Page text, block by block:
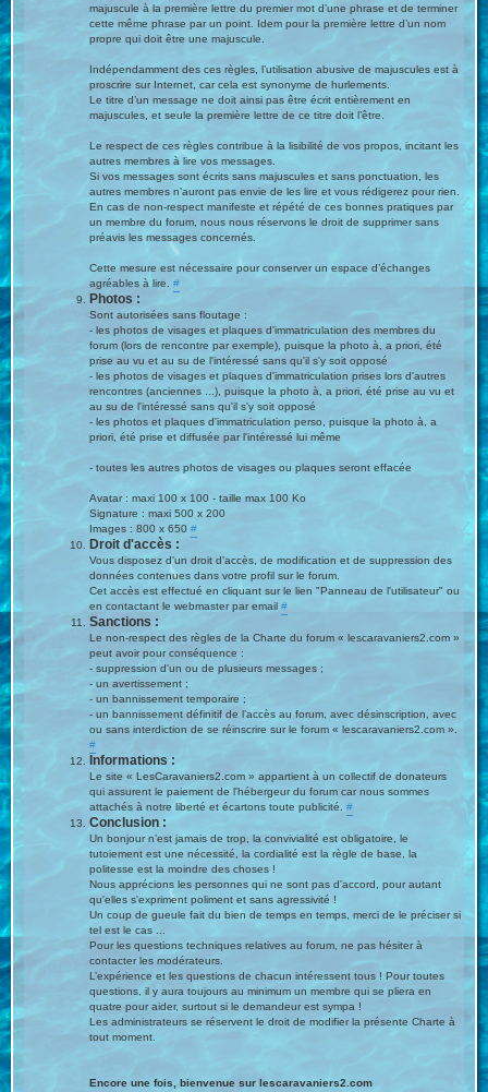
majuscule à la première lettre du premier mot d’une phrase et de terminer
cette même phrase par un point. Idem pour la première lettre d’un nom
propre qui doit être une majuscule.
Indépendamment des ces règles, l’utilisation abusive de majuscules est à
proscrire sur Internet, car cela est synonyme de hurlements.
Le titre d’un message ne doit ainsi pas être écrit entièrement en
majuscules, et seule la première lettre de ce titre doit l’être.
Le respect de ces règles contribue à la lisibilité de vos propos, incitant les
autres membres à lire vos messages.
Si vos messages sont écrits sans majuscules et sans ponctuation, les
autres membres n’auront pas envie de les lire et vous rédigerez pour rien.
En cas de non-respect manifeste et répété de ces bonnes pratiques par
un membre du forum, nous nous réservons le droit de supprimer sans
préavis les messages concernés.
Cette mesure est nécessaire pour conserver un espace d’échanges
agréables à lire.#
Photos :
Sont autorisées sans floutage :
- les photos de visages et plaques d'immatriculation des membres du
forum (lors de rencontre par exemple), puisque la photo à, a priori, été
prise au vu et au su de l'intéressé sans qu'il s'y soit opposé
- les photos de visages et plaques d'immatriculation prises lors d'autres
rencontres (anciennes ...), puisque la photo à, a priori, été prise au vu et
au su de l'intéressé sans qu'il s'y soit opposé
- les photos et plaques d'immatriculation perso, puisque la photo à, a
priori, été prise et diffusée par l'intéressé lui même
- toutes les autres photos de visages ou plaques seront effacée
Avatar : maxi 100 x 100 - taille max 100 Ko
Signature : maxi 500 x 200
Images : 800 x 650#
Droit d'accès :
Vous disposez d'un droit d'accès, de modification et de suppression des
données contenues dans votre profil sur le forum.
Cet accès est effectué en cliquant sur le lien "Panneau de l'utilisateur" ou
en contactant le webmaster par email#
Sanctions :
Le non-respect des règles de la Charte du forum « lescaravaniers2.com »
peut avoir pour conséquence :
- suppression d'un ou de plusieurs messages ;
- un avertissement ;
- un bannissement temporaire ;
- un bannissement définitif de l’accès au forum, avec désinscription, avec
ou sans interdiction de se réinscrire sur le forum « lescaravaniers2.com ».
#
Informations :
Le site « LesCaravaniers2.com » appartient à un collectif de donateurs
qui assurent le paiement de l'hébergeur du forum car nous sommes
attachés à notre liberté et écartons toute publicité.#
Conclusion :
Un bonjour n’est jamais de trop, la convivialité est obligatoire, le
tutoiement est une nécessité, la cordialité est la règle de base, la
politesse est la moindre des choses !
Nous apprécions les personnes qui ne sont pas d'accord, pour autant
qu'elles s'expriment poliment et sans agressivité !
Un coup de gueule fait du bien de temps en temps, merci de le préciser si
tel est le cas ...
Pour les questions techniques relatives au forum, ne pas hésiter à
contacter les modérateurs.
L’expérience et les questions de chacun intéressent tous ! Pour toutes
questions, il y aura toujours au minimum un membre qui se pliera en
quatre pour aider, surtout si le demandeur est sympa !
Les administrateurs se réservent le droit de modifier la présente Charte à
tout moment.
Encore une fois, bienvenue sur lescaravaniers2.com